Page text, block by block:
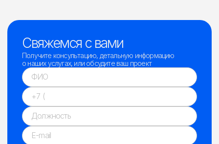
Свяжемся с вами
Получите консультацию, детальную информацию
о наших услугах, или обсудите ваш проект